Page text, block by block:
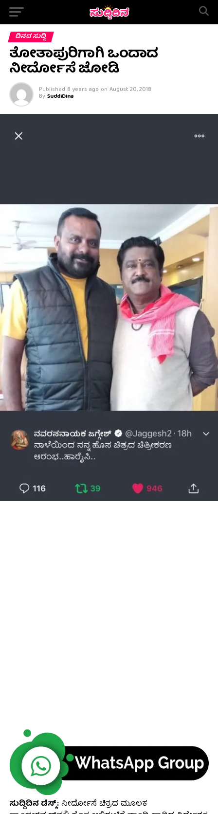
ದಿನದ ಸುದ್ದಿ
ತೋತಾಪುರಿಗಾಗಿ ಒಂದಾದ
ನೀರ್ದೋಸೆ ಜೋಡಿ
Published 8 years ago on August 20, 2018
By SuddiDina
ಸುದ್ದಿದಿನ ಡೆಸ್ಕ್:ನೀರ್ದೋಸೆ ಚಿತ್ರದ ಮೂಲಕ